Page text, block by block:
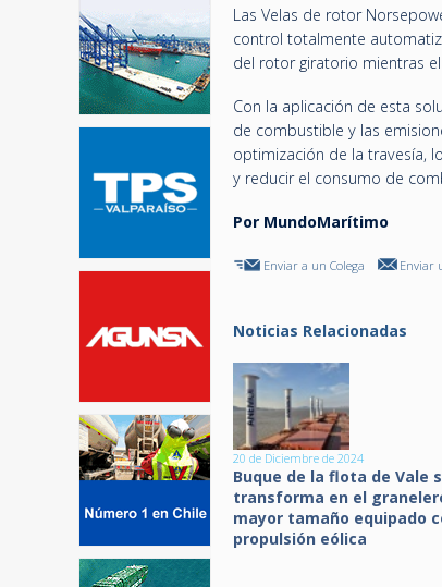
Las Velas de rotor
control totalmente
del rotor giratorio mientras
Con la aplicación de esta
de combustible y las
optimización de la travesía,
y reducir el consumo de
Por MundoMarítimo
Enviar a un Colega Enviar
Noticias Relacionadas
20 de Diciembre de 2024
Buque de la flota de Vale
transforma en el
mayor tamaño equipado
propulsión eólica